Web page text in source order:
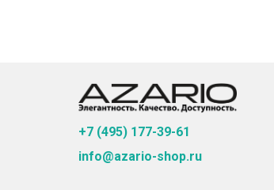
+7 (495) 177-39-61
info@azario-shop.ru